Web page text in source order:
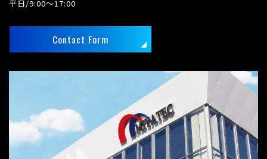
平日/9:00～17:00
Contact Form